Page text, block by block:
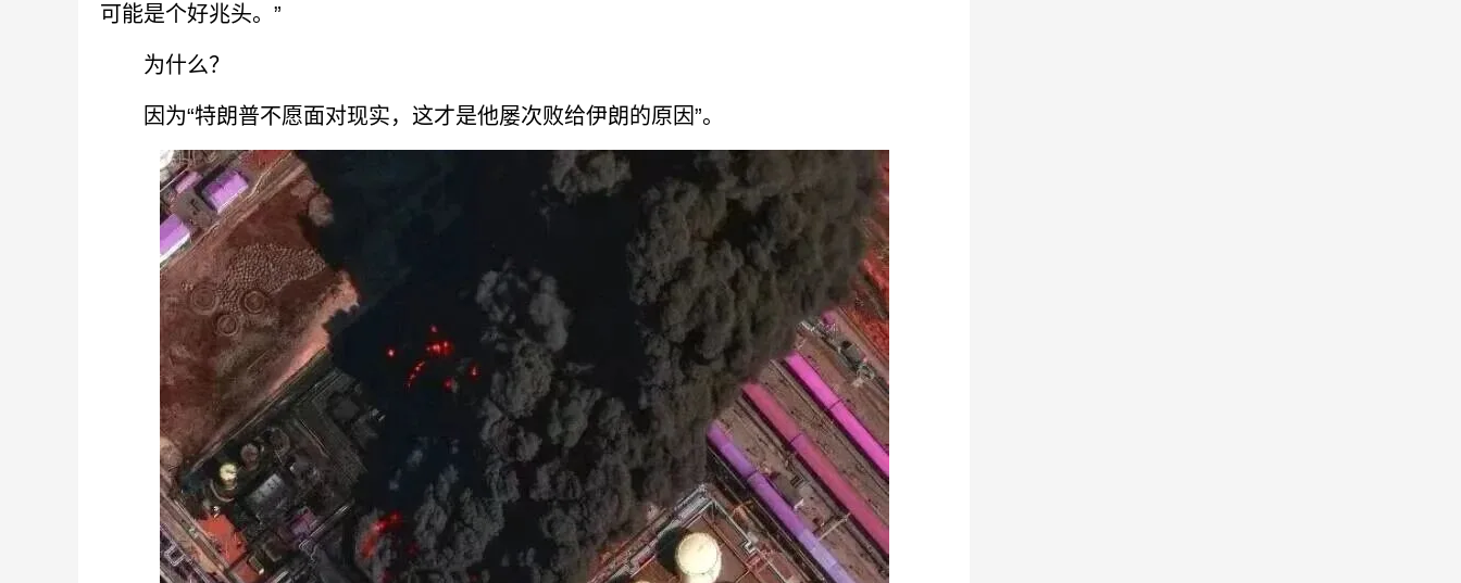
可能是个好兆头。”
为什么？
因为“特朗普不愿面对现实，这才是他屡次败给伊朗的原因”。